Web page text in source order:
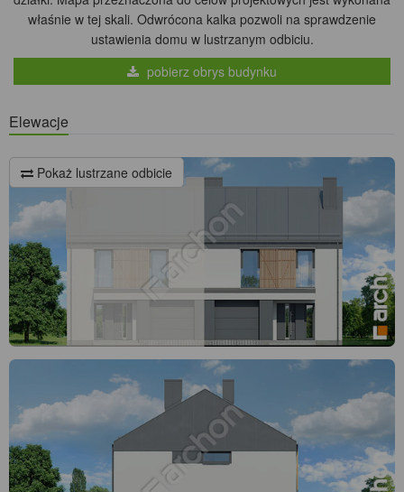
właśnie w tej skali. Odwrócona kalka pozwoli na sprawdzenie
ustawienia domu w lustrzanym odbiciu.
pobierz obrys budynku
Elewacje
Pokaż lustrzane odbicie